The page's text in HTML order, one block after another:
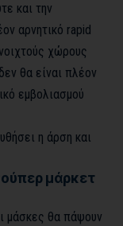
και την
αρνητικό rapid
χώρους
θα είναι πλέον
εμβολιασμού
η άρση και
μάρκετ
μάσκες θα πάψουν